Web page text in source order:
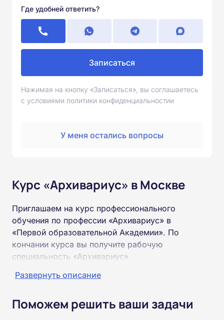
Где удобней ответить?
Записаться
Нажимая на кнопку «Записаться», вы соглашаетесь
с условиями политики конфиденциальностии
У меня остались вопросы
Курс «Архивариус» в Москве
Приглашаем на курс профессионального
обучения по профессии «Архивариус» в
«Первой образовательной Академии». По
кончании курса вы получите рабочую
специальность «Архивариус»
можно на базе неполного и полного среднего
Развернуть описание
Поможем решить ваши задачи